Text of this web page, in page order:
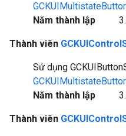
Năm thành lập
Thành viên
Sử dụng
Năm thành lập
Thành viên